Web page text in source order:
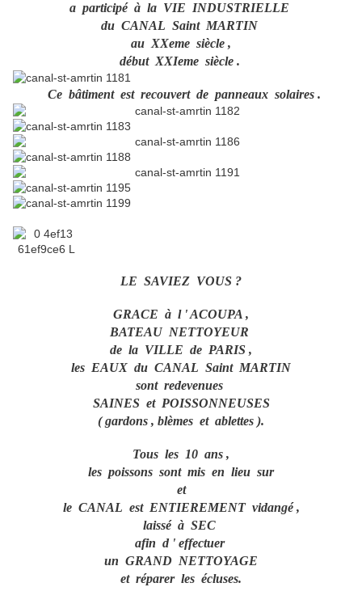
a participé à la VIE INDUSTRIELLE
du CANAL Saint MARTIN
au XXeme siècle ,
début XXIeme siècle .
Ce bâtiment est recouvert de panneaux solaires .
LE SAVIEZ VOUS ?
GRACE à l ' ACOUPA ,
BATEAU NETTOYEUR
de la VILLE de PARIS ,
les EAUX du CANAL Saint MARTIN
sont redevenues
SAINES et POISSONNEUSES
( gardons , blèmes et ablettes ).
Tous les 10 ans ,
les poissons sont mis en lieu sur
et
le CANAL est ENTIEREMENT vidangé ,
laissé à SEC
afin d ' effectuer
un GRAND NETTOYAGE
et réparer les écluses.